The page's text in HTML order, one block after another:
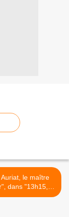
le maître
dans "13h15, le
samedi" sur France 2 >